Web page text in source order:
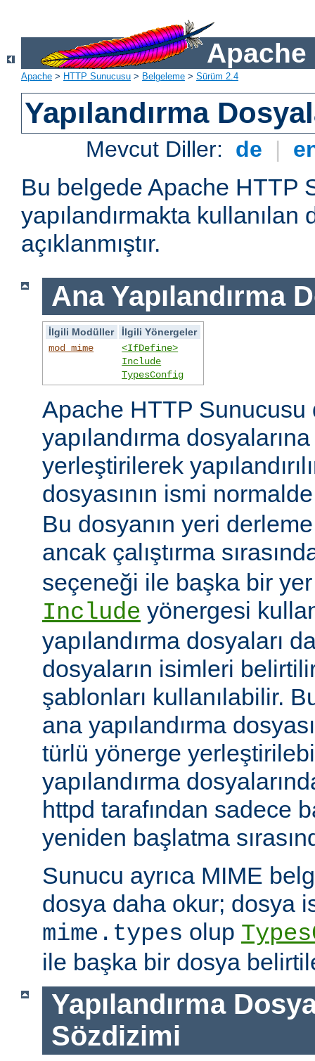
Apache
Apache > HTTP Sunucusu > Belgeleme > Sürüm 2.4
Yapılandırma
Mevcut Diller: de |
Bu belgede Apache HTTP
yapılandırmakta kullanılan
açıklanmıştır.
Ana Yapılandırma
İlgili Modüller
İlgili Yönergeler
mod_mime
<IfDefine>
Include
TypesConfig
Apache HTTP Sunucusu
yapılandırma
yerleştirilerek
dosyasının ismi
Bu dosyanın yeri
ancak çalıştırma
seçeneği ile başka bir
Include yönergesi
yapılandırma dosyaları
dosyaların isimleri
şablonları kullanılabilir.
ana yapılandırma
türlü yönerge
yapılandırma
httpd tarafından sadece
yeniden başlatma
Sunucu ayrıca MIME
dosya daha okur; dosya
mime.types olup
ile başka bir dosya
Yapılandırma
Sözdizimi